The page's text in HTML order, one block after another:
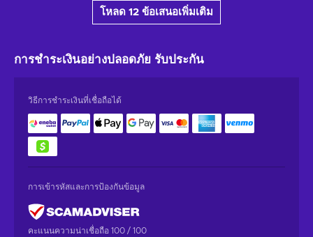
โหลด 12 ข้อเสนอเพิ่มเติม
การชำระเงินอย่างปลอดภัย รับประกัน
วิธีการชำระเงินที่เชื่อถือได้
การเข้ารหัสและการป้องกันข้อมูล
คะแนนความน่าเชื่อถือ 100 / 100